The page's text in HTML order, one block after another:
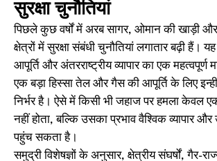
सुरक्षा चुनौतियां
पिछले कुछ वर्षों में अरब सागर, ओमान की खाड़ी
क्षेत्रों में सुरक्षा संबंधी चुनौतियां लगातार बढ़ी हैं।
आपूर्ति और अंतरराष्ट्रीय व्यापार का एक महत्वपूर्ण
एक बड़ा हिस्सा तेल और गैस की आपूर्ति के लिए इन्हीं
निर्भर है। ऐसे में किसी भी जहाज पर हमला केवल
नहीं होता, बल्कि उसका प्रभाव वैश्विक व्यापार और
पहुंच सकता है।
समुद्री विशेषज्ञों के अनुसार, क्षेत्रीय संघर्षों, गैर-